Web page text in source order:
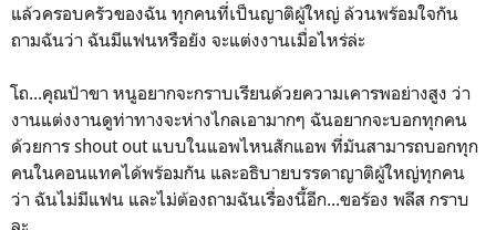
แล้วครอบครัวของฉัน ทุกคนที่เป็นญาติผู้ใหญ่ ล้วนพร้อมใจกัน
ถามฉันว่า ฉันมีแฟนหรือยัง จะแต่งงานเมื่อไหร่ล่ะ
โถ...คุณป้าขา หนูอยากจะกราบเรียนด้วยความเคารพอย่างสูง ว่า
งานแต่งงานดูท่าทางจะห่างไกลเอามากๆ ฉันอยากจะบอกทุกคน
ด้วยการ shout out แบบในแอพไหนสักแอพ ที่มันสามารถบอกทุก
คนในคอนแทคได้พร้อมกัน และอธิบายบรรดาญาติผู้ใหญ่ทุกคน
ว่า ฉันไม่มีแฟน และไม่ต้องถามฉันเรื่องนี้อีก...ขอร้อง พลีส กราบ
ละ